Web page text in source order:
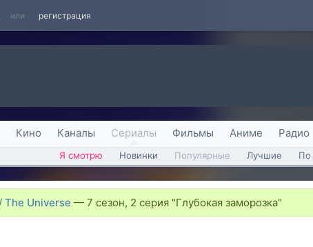
или регистрация
Кино Каналы Сериалы Фильмы Аниме Радио
Я смотрю Новинки Популярные Лучшие По
The Universe — 7 сезон, 2 серия "Глубокая заморозка"